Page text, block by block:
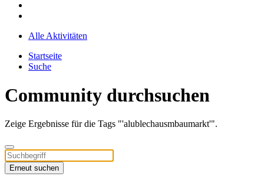
Alle Aktivitäten
Startseite
Suche
Community durchsuchen
Zeige Ergebnisse für die Tags "'alublechausmbaumarkt'".
Erneut suchen